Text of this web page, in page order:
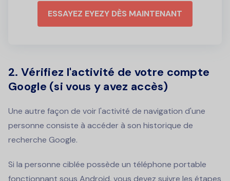
ESSAYEZ EYEZY DÈS MAINTENANT
2. Vérifiez l'activité de votre compte
Google (si vous y avez accès)
Une autre façon de voir l'activité de navigation d'une
personne consiste à accéder à son historique de
recherche Google.
Si la personne ciblée possède un téléphone portable
fonctionnant sous Android, vous devez suivre les étapes